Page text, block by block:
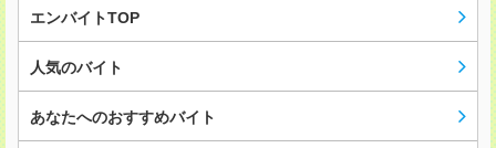
エンバイトTOP
人気のバイト
あなたへのおすすめバイト